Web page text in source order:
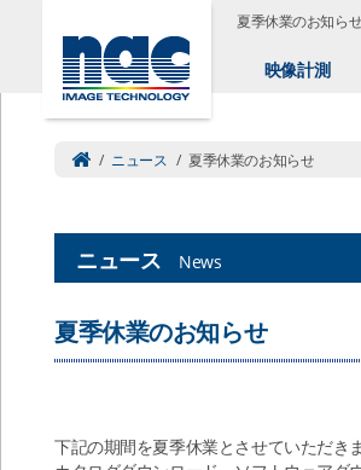
夏季休業のお知ら
映像計測
/ ニュース / 夏季休業のお知らせ
ニュース News
夏季休業のお知らせ
下記の期間を夏季休業とさせていただき